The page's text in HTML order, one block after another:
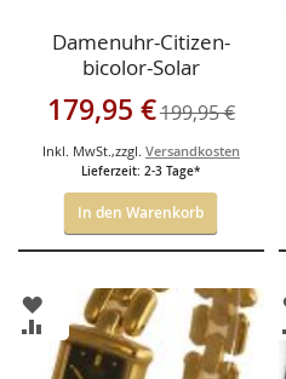
Damenuhr-Citizen-
bicolor-Solar
Sonderangebot
179,95 €199,95 €
Inkl. MwSt.,zzgl. Versandkosten
Lieferzeit: 2-3 Tage*
In den Warenkorb
ZUR
WUNSCHLISTE
HINZUFÜGEN
ZUR
VERGLEICHSLISTE
HINZUFÜGEN